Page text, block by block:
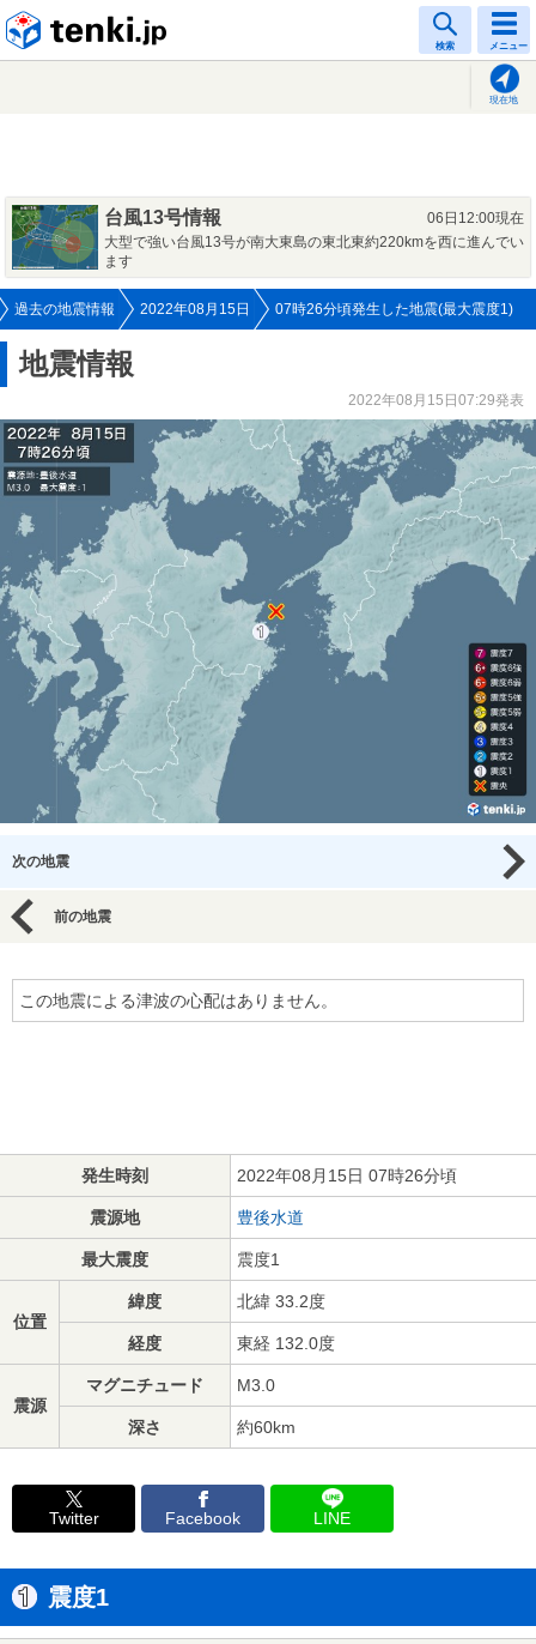
検索 メニュー
現在地
台風13号情報
06日12:00現在
大型で強い台風13号が南大東島の東北東約220kmを西に進んでい
ます
過去の地震情報 2022年08月15日 07時26分頃発生した地震(最大震度1)
地震情報
2022年08月15日07:29発表
次の地震
前の地震
この地震による津波の心配はありません。
発生時刻 2022年08月15日 07時26分頃
震源地 豊後水道
最大震度 震度1
位置
緯度 北緯 33.2度
経度 東経 132.0度
震源
マグニチュード M3.0
深さ 約60km
Twitter Facebook LINE
震度1